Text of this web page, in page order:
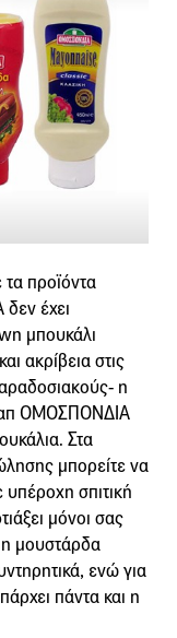
τα προϊόντα
έχει
μπουκάλι
ακρίβεια στις
η
ΟΜΟΣΠΟΝΔΙΑ
Στα
μπορείτε να
σπιτική
μόνοι σας
η μουστάρδα
ενώ για
πάντα και η